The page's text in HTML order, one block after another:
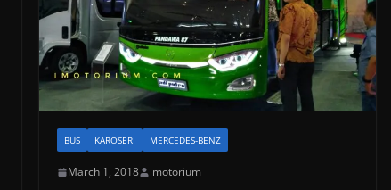
BUS KAROSERI MERCEDES-BENZ
March 1, 2018 imotorium